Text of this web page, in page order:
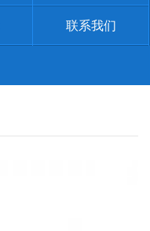
联系我们